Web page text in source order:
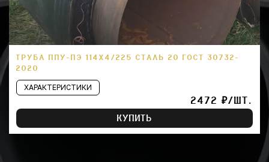
ТРУБА ППУ-ПЭ 114Х4/225 СТАЛЬ 20 ГОСТ 30732-
2020
ХАРАКТЕРИСТИКИ
2472 ₽/ШТ.
КУПИТЬ